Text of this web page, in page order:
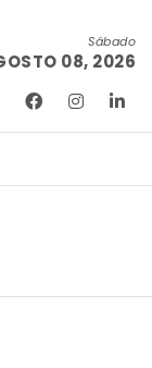
Sábado
08, 2026